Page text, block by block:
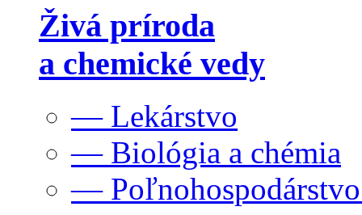
Živá príroda
a chemické vedy
— Lekárstvo
— Biológia a chémia
—